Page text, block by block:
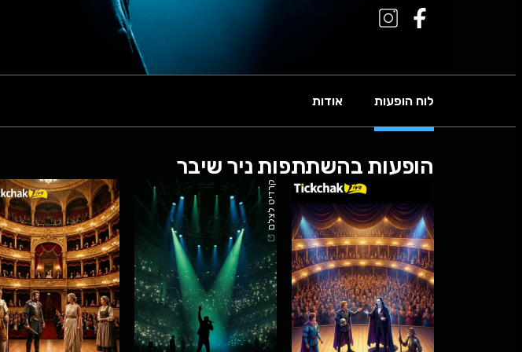
לוח הופעות אודות
הופעות בהשתתפות ניר שיבר
קרדיט לצלם